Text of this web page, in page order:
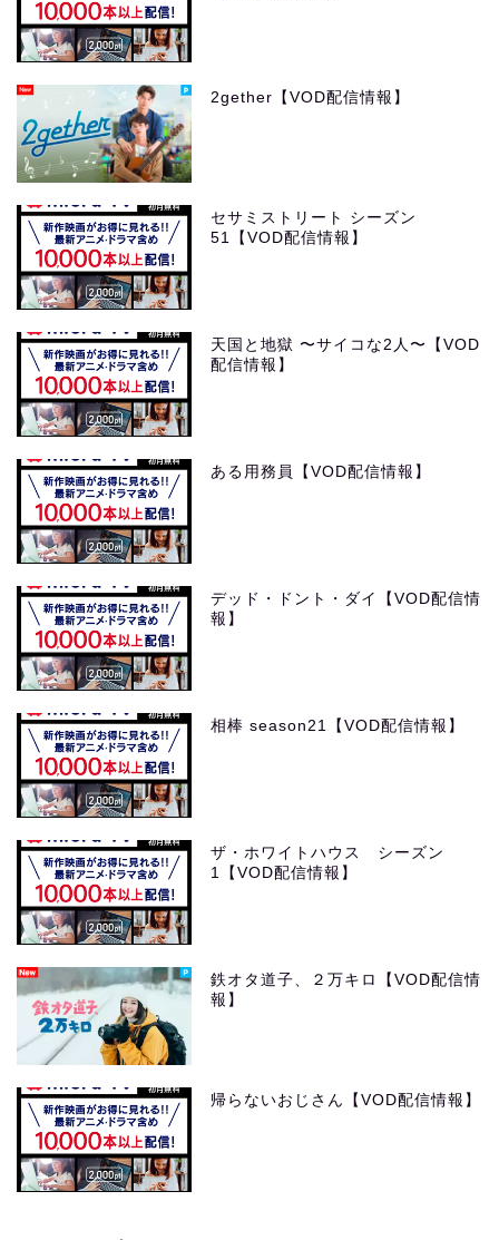
2gether【VOD配信情報】
セサミストリート シーズン
51【VOD配信情報】
天国と地獄 〜サイコな2人〜【VOD
配信情報】
ある用務員【VOD配信情報】
デッド・ドント・ダイ【VOD配信情
報】
相棒 season21【VOD配信情報】
ザ・ホワイトハウス シーズン
1【VOD配信情報】
鉄オタ道子、２万キロ【VOD配信情
報】
帰らないおじさん【VOD配信情報】